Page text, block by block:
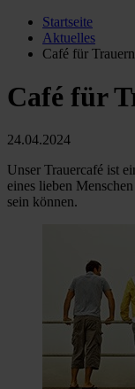
Startseite
Aktuelles
Café für
Café für
24.04.2024
Unser Trauercafé ist
eines lieben
sein können.